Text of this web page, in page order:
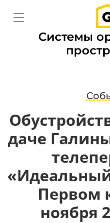
Системы
даче
Первом
ноября